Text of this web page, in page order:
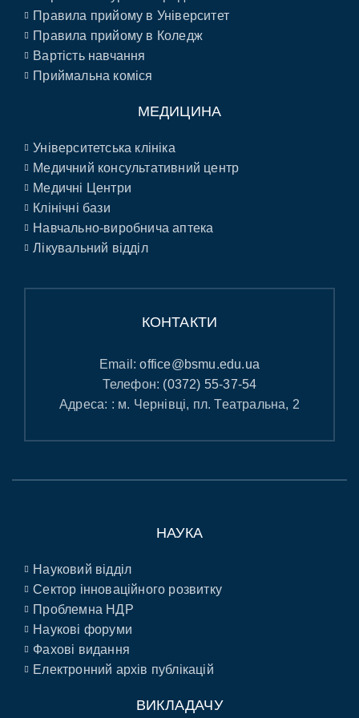
Правила прийому в Університет
Правила прийому в Коледж
Вартість навчання
Приймальна коміся
МЕДИЦИНА
Університетська клініка
Медичний консультативний центр
Медичні Центри
Клінічні бази
Навчально-виробнича аптека
Лікувальний відділ
КОНТАКТИ
Email:office@bsmu.edu.ua
Телефон: (0372) 55-37-54
Адреса: : м. Чернівці, пл. Театральна, 2
НАУКА
Науковий відділ
Сектор інноваційного розвитку
Проблемна НДР
Наукові форуми
Фахові видання
Електронний архів публікацій
ВИКЛАДАЧУ